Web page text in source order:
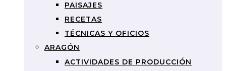
PAISAJES
RECETAS
TÉCNICAS Y OFICIOS
ARAGÓN
ACTIVIDADES DE PRODUCCIÓN